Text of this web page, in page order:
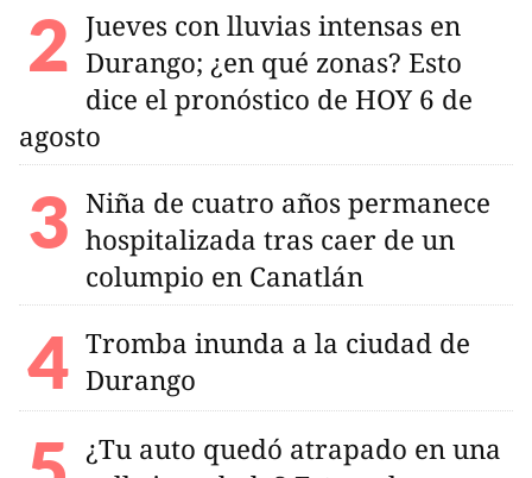
Jueves con lluvias intensas en
Durango; ¿en qué zonas? Esto
dice el pronóstico de HOY 6 de
agosto
Niña de cuatro años permanece
hospitalizada tras caer de un
columpio en Canatlán
Tromba inunda a la ciudad de
Durango
¿Tu auto quedó atrapado en una